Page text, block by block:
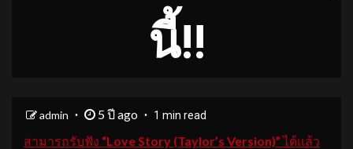
นี้!!
admin 5 ปี ago 1 min read
สามารถรับฟัง “Love Story (Taylor’s Version)”ได้แล้ว